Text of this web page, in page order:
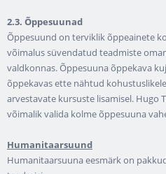
2.3. Õppesuunad
Õppesuund on terviklik õppeainete
võimalus süvendatud teadmiste
valdkonnas. Õppesuuna õppekava
õppekavas ette nähtud
arvestavate kursuste lisamisel. Hugo
võimalik valida kolme õppesuuna
Humanitaarsuund
Humanitaarsuuna eesmärk on